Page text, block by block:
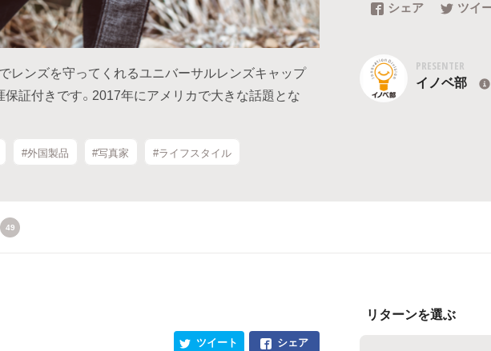
レンズを守ってくれるユニバーサルレンズキャップ
保証付きです。2017年にアメリカで大きな話題とな
#外国製品 #写真家 #ライフスタイル
シェア ツイ
PRESENTER
イノベ部
49
シェア
ツイート
リターンを選ぶ